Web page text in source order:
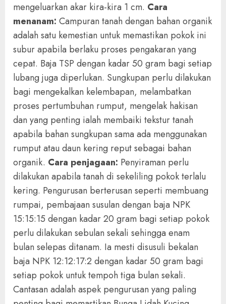
mengeluarkan akar kira-kira 1 cm. Cara
menanam: Campuran tanah dengan bahan organik
adalah satu kemestian untuk memastikan pokok ini
subur apabila berlaku proses pengakaran yang
cepat. Baja TSP dengan kadar 50 gram bagi setiap
lubang juga diperlukan. Sungkupan perlu dilakukan
bagi mengekalkan kelembapan, melambatkan
proses pertumbuhan rumput, mengelak hakisan
dan yang penting ialah membaiki tekstur tanah
apabila bahan sungkupan sama ada menggunakan
rumput atau daun kering reput sebagai bahan
organik. Cara penjagaan: Penyiraman perlu
dilakukan apabila tanah di sekeliling pokok terlalu
kering. Pengurusan berterusan seperti membuang
rumpai, pembajaan susulan dengan baja NPK
15:15:15 dengan kadar 20 gram bagi setiap pokok
perlu dilakukan sebulan sekali sehingga enam
bulan selepas ditanam. Ia mesti disusuli bekalan
baja NPK 12:12:17:2 dengan kadar 50 gram bagi
setiap pokok untuk tempoh tiga bulan sekali.
Cantasan adalah aspek pengurusan yang paling